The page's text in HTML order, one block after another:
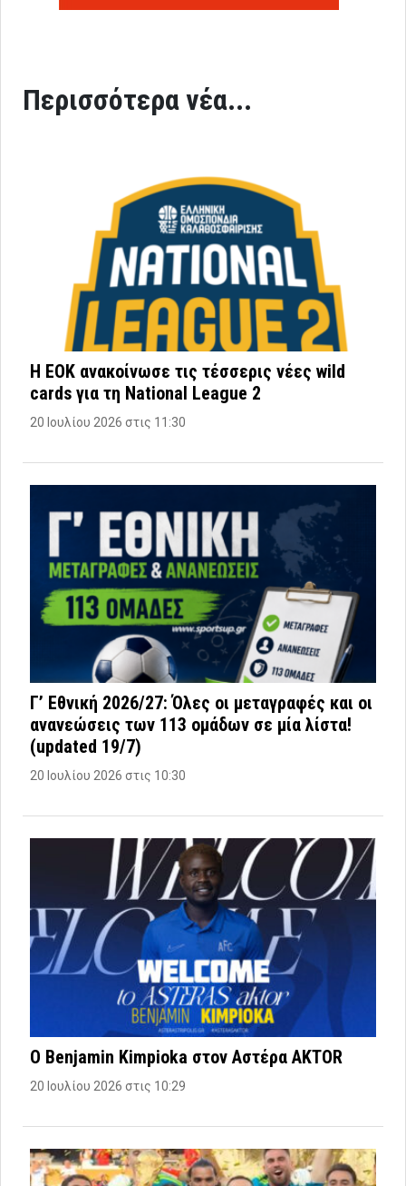
Περισσότερα νέα...
Η ΕΟΚ ανακοίνωσε τις τέσσερις νέες wild
cards για τη National League 2
20 Ιουλίου 2026 στις 11:30
Γ’ Εθνική 2026/27: Όλες οι μεταγραφές και οι
ανανεώσεις των 113 ομάδων σε μία λίστα!
(updated 19/7)
20 Ιουλίου 2026 στις 10:30
Ο Benjamin Kimpioka στον Αστέρα AKTOR
20 Ιουλίου 2026 στις 10:29